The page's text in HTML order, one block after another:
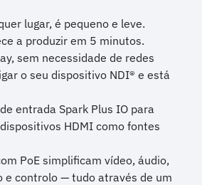
lugar, é pequeno e leve.
a produzir em 5 minutos.
sem necessidade de redes
o seu dispositivo NDI® e está
entrada Spark Plus IO para
HDMI como fontes
PoE simplificam vídeo, áudio,
e controlo — tudo através de um